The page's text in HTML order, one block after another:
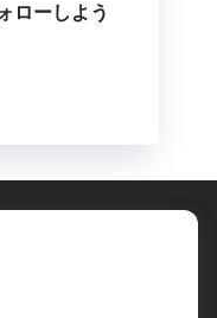
ローしよう